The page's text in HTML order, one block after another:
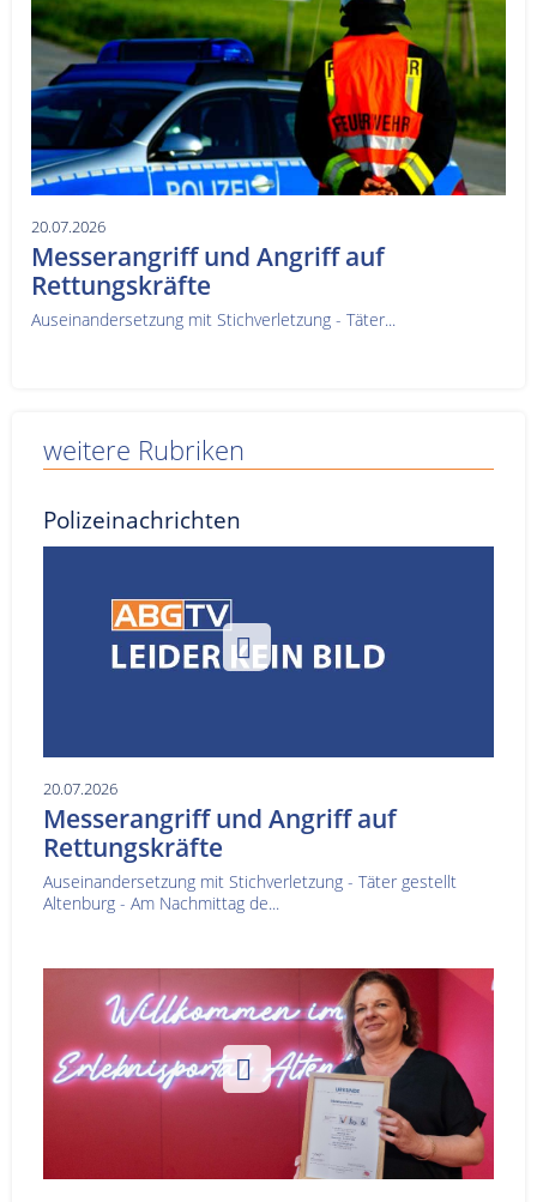
20.07.2026
Messerangriff und Angriff auf
Rettungskräfte
Auseinandersetzung mit Stichverletzung - Täter...
weitere Rubriken
Polizeinachrichten
20.07.2026
Messerangriff und Angriff auf
Rettungskräfte
Auseinandersetzung mit Stichverletzung - Täter gestellt
Altenburg - Am Nachmittag de...